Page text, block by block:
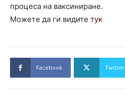
процеса на ваксиниране.
Можете да ги видите тук
Facebook Twitter